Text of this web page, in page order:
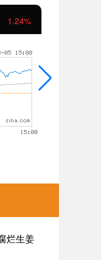
2.38%
烂生姜